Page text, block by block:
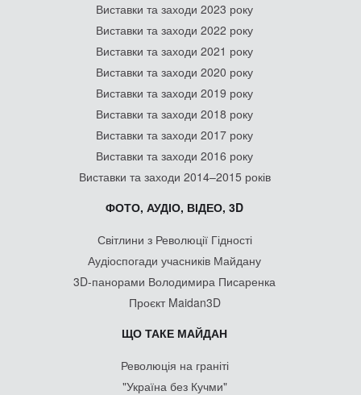
Виставки та заходи 2023 року
Виставки та заходи 2022 року
Виставки та заходи 2021 року
Виставки та заходи 2020 року
Виставки та заходи 2019 року
Виставки та заходи 2018 року
Виставки та заходи 2017 року
Виставки та заходи 2016 року
Виставки та заходи 2014–2015 років
ФОТО, АУДІО, ВІДЕО, 3D
Світлини з Революції Гідності
Аудіоспогади учасників Майдану
3D-панорами Володимира Писаренка
Проєкт Maidan3D
ЩО ТАКЕ МАЙДАН
Революція на граніті
"Україна без Кучми"